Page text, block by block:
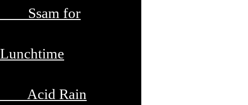
Ssam for
Lunchtime
Acid Rain